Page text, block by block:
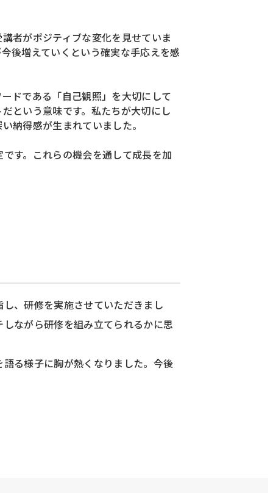
者がポジティブな変化を見せていま
後増えていくという確実な手応えを感
ドである「自己観照」を大切にして
という意味です。 私たちが大切にし
納得感が生まれていました。
す。これらの機会を通して成長を加
、研修を実施させていただきまし
ながら研修を組み立てられるかに思
る様子に胸が熱くなりました。今後